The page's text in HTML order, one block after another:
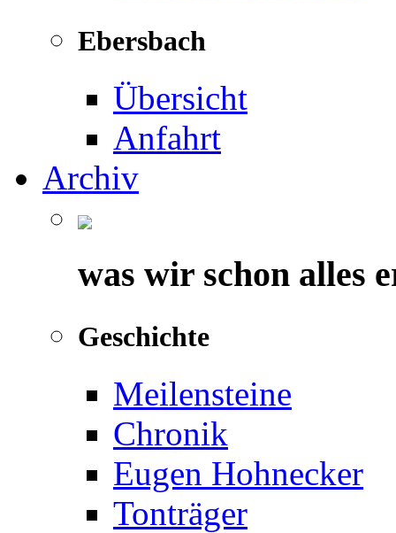
Ebersbach
Übersicht
Anfahrt
Archiv
was wir schon alles
Geschichte
Meilensteine
Chronik
Eugen Hohnecker
Tonträger